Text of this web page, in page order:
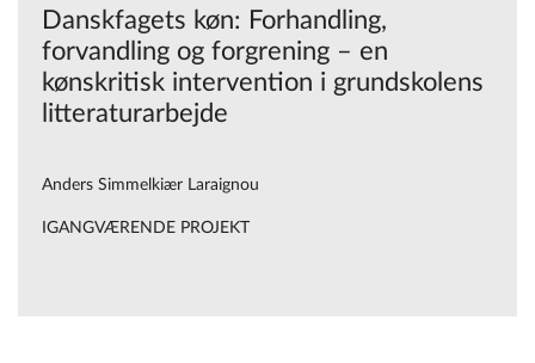
Danskfagets køn: Forhandling,
forvandling og forgrening – en
kønskritisk intervention i grundskolens
litteraturarbejde
Anders Simmelkiær Laraignou
IGANGVÆRENDE PROJEKT